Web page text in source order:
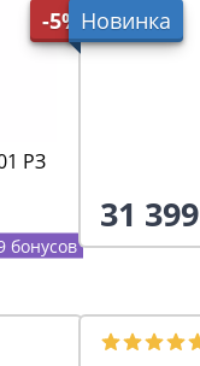
-5%
РЗ
бонусов
Новинка
31 399